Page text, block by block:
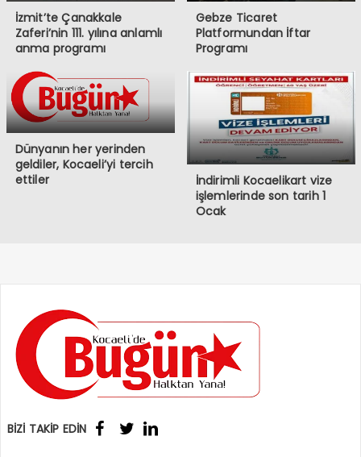
İzmit’te Çanakkale
Zaferi’nin 111. yılına anlamlı
anma programı
Gebze Ticaret
Platformundan İftar
Programı
Dünyanın her yerinden
geldiler, Kocaeli’yi tercih
ettiler
İndirimli Kocaelikart vize
işlemlerinde son tarih 1
Ocak
BİZİ TAKİP EDİN